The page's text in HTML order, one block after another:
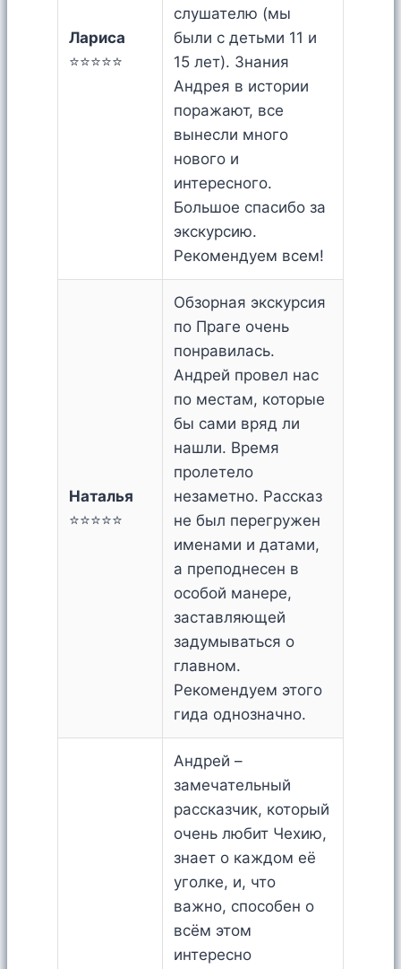
Лариса
⭐⭐⭐⭐⭐
слушателю (мы
были с детьми 11 и
15 лет). Знания
Андрея в истории
поражают, все
вынесли много
нового и
интересного.
Большое спасибо за
экскурсию.
Рекомендуем всем!
Наталья
⭐⭐⭐⭐⭐
Обзорная экскурсия
по Праге очень
понравилась.
Андрей провел нас
по местам, которые
бы сами вряд ли
нашли. Время
пролетело
незаметно. Рассказ
не был перегружен
именами и датами,
а преподнесен в
особой манере,
заставляющей
задумываться о
главном.
Рекомендуем этого
гида однозначно.
Андрей –
замечательный
рассказчик, который
очень любит Чехию,
знает о каждом её
уголке, и, что
важно, способен о
всём этом
интересно